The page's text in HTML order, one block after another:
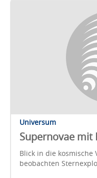
Universum
Supernovae mit
Blick in die kosmische
beobachten